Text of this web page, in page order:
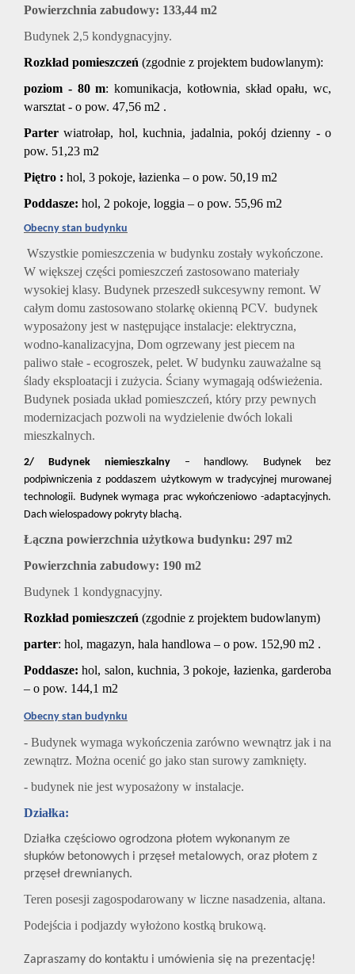
Powierzchnia zabudowy: 133,44 m2
Budynek 2,5 kondygnacyjny.
Rozkład pomieszczeń (zgodnie z projektem budowlanym):
poziom - 80 m: komunikacja, kotłownia, skład opału, wc,
warsztat - o pow. 47,56 m2 .
Parter wiatrołap, hol, kuchnia, jadalnia, pokój dzienny - o
pow. 51,23 m2
Piętro : hol, 3 pokoje, łazienka – o pow. 50,19 m2
Poddasze: hol, 2 pokoje, loggia – o pow. 55,96 m2
Obecny stan budynku
Wszystkie pomieszczenia w budynku zostały wykończone.
W większej części pomieszczeń zastosowano materiały
wysokiej klasy. Budynek przeszedł sukcesywny remont. W
całym domu zastosowano stolarkę okienną PCV. budynek
wyposażony jest w następujące instalacje: elektryczna,
wodno-kanalizacyjna, Dom ogrzewany jest piecem na
paliwo stałe - ecogroszek, pelet. W budynku zauważalne są
ślady eksploatacji i zużycia. Ściany wymagają odświeżenia.
Budynek posiada układ pomieszczeń, który przy pewnych
modernizacjach pozwoli na wydzielenie dwóch lokali
mieszkalnych.
2/ Budynek niemieszkalny– handlowy. Budynek bez
podpiwniczenia z poddaszem użytkowym w tradycyjnej murowanej
technologii. Budynek wymaga prac wykończeniowo -adaptacyjnych.
Dach wielospadowy pokryty blachą.
Łączna powierzchnia użytkowa budynku: 297 m2
Powierzchnia zabudowy: 190 m2
Budynek 1 kondygnacyjny.
Rozkład pomieszczeń (zgodnie z projektem budowlanym)
parter: hol, magazyn, hala handlowa – o pow. 152,90 m2 .
Poddasze:hol, salon, kuchnia, 3 pokoje, łazienka, garderoba
– o pow. 144,1 m2
Obecny stan budynku
- Budynek wymaga wykończenia zarówno wewnątrz jak i na
zewnątrz. Można ocenić go jako stan surowy zamknięty.
- budynek nie jest wyposażony w instalacje.
Działka:
Działka częściowo ogrodzona płotem wykonanym ze
słupków betonowych i przęseł metalowych, oraz płotem z
przęseł drewnianych.
Teren posesji zagospodarowany w liczne nasadzenia, altana.
Podejścia i podjazdy wyłożono kostką brukową.
Zapraszamy do kontaktu i umówienia się na prezentację!